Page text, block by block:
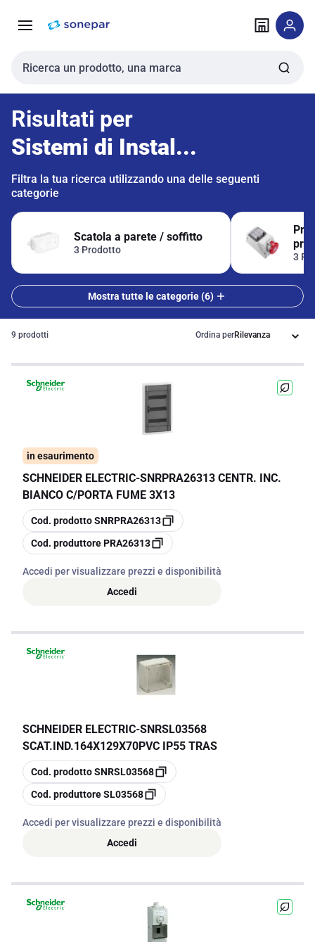
navigazione alla
Cerca input
Risultati per
Sistemi di Instal...
Filtra la tua ricerca utilizzando una delle seguenti
categorie
Scatola a parete / soffitto
3 Prodotto
3
Mostra tutte le categorie (6)
9 prodotti Ordina per
in esaurimento
SCHNEIDER ELECTRIC-SNRPRA26313 CENTR. INC.
BIANCO C/PORTA FUME 3X13
copia
Cod. prodottoSNRPRA26313
copia
Cod. produttorePRA26313
Accedi per visualizzare prezzi e disponibilità
Accedi
SCHNEIDER ELECTRIC-SNRSL03568
SCAT.IND.164X129X70PVC IP55 TRAS
copia
Cod. prodottoSNRSL03568
copia
Cod. produttoreSL03568
Accedi per visualizzare prezzi e disponibilità
Accedi